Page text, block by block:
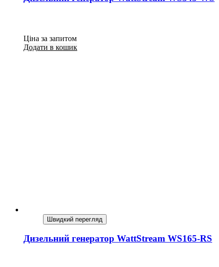
Ціна за запитом
Додати в кошик
Швидкий перегляд
Дизельний генератор WattStream WS165-RS